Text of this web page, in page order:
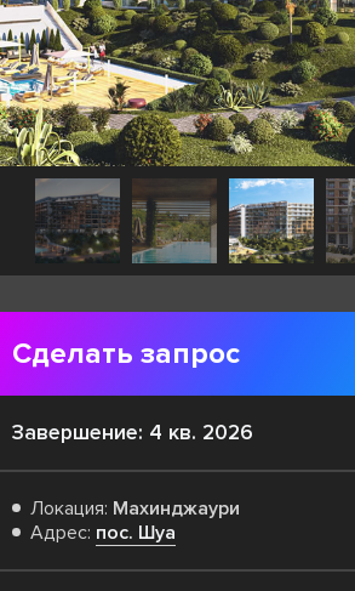
Сделать запрос
Завершение: 4 кв. 2026
Локация: Махинджаури
Адрес: пос. Шуа